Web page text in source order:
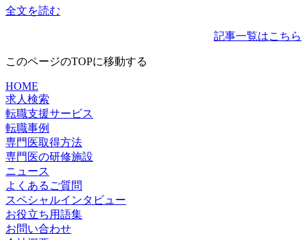
全文を読む
記事一覧はこちら
このページのTOPに移動する
HOME
求人検索
転職支援サービス
転職事例
専門医取得方法
専門医の研修施設
ニュース
よくあるご質問
スペシャルインタビュー
お役立ち用語集
お問い合わせ